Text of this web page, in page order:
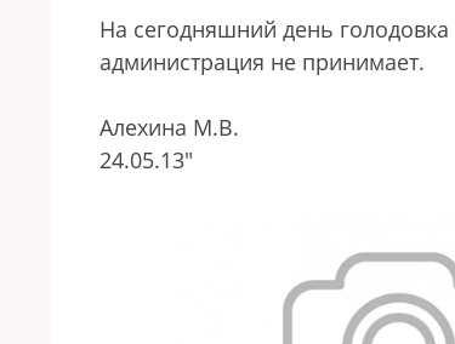
На сегодняшний день
администрация не принимает.
Алехина М.В.
24.05.13"